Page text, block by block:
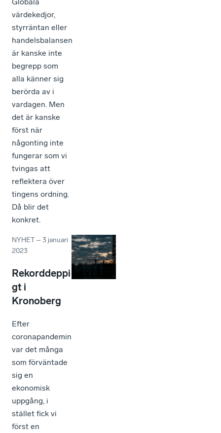
värdekedjor,
styrräntan eller
handelsbalansen
är kanske inte
begrepp som
alla känner sig
berörda av i
vardagen. Men
det är kanske
först när
någonting inte
fungerar som vi
tvingas att
reflektera över
tingens ordning.
Då blir det
konkret.
NYHET –3 januari
2023
Rekorddeppi
gt i
Kronoberg
Efter
coronapandemin
var det många
som förväntade
sig en
ekonomisk
uppgång, i
stället fick vi
först en